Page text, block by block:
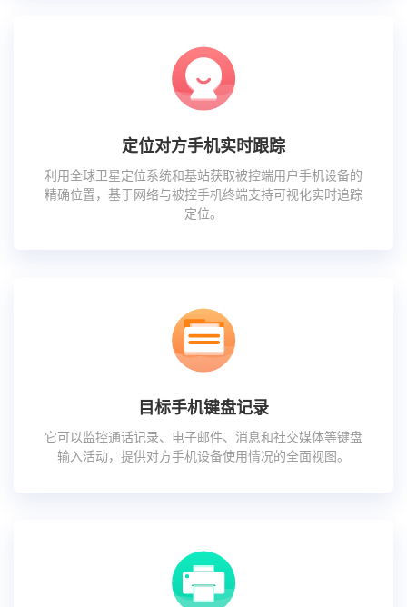
定位对方手机实时跟踪
利用全球卫星定位系统和基站获取被控端用户手机设备的
精确位置，基于网络与被控手机终端支持可视化实时追踪
定位。
目标手机键盘记录
它可以监控通话记录、电子邮件、消息和社交媒体等键盘
输入活动，提供对方手机设备使用情况的全面视图。